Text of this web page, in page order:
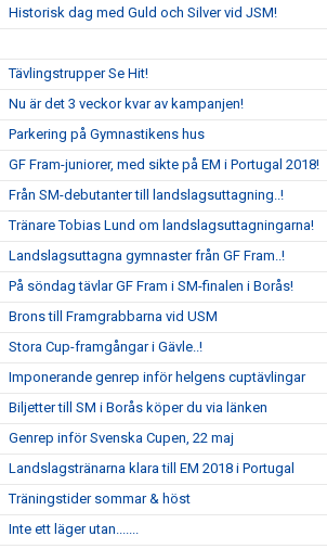
Historisk dag med Guld och Silver vid JSM!
Tävlingstrupper Se Hit!
Nu är det 3 veckor kvar av kampanjen!
Parkering på Gymnastikens hus
GF Fram-juniorer, med sikte på EM i Portugal 2018!
Från SM-debutanter till landslagsuttagning..!
Tränare Tobias Lund om landslagsuttagningarna!
Landslagsuttagna gymnaster från GF Fram..!
På söndag tävlar GF Fram i SM-finalen i Borås!
Brons till Framgrabbarna vid USM
Stora Cup-framgångar i Gävle..!
Imponerande genrep inför helgens cuptävlingar
Biljetter till SM i Borås köper du via länken
Genrep inför Svenska Cupen, 22 maj
Landslagstränarna klara till EM 2018 i Portugal
Träningstider sommar & höst
Inte ett läger utan.......